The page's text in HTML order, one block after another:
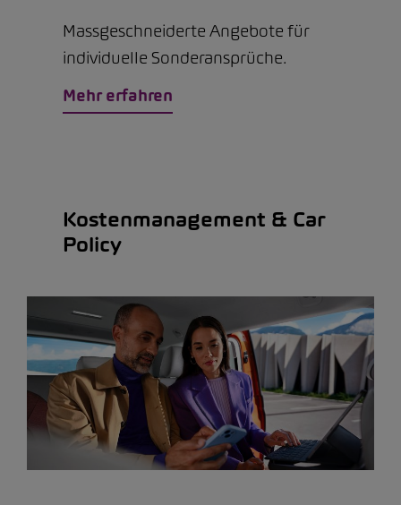
Massgeschneiderte Angebote für
individuelle Sonderansprüche.
Mehr erfahren
Kostenmanagement & Car
Policy